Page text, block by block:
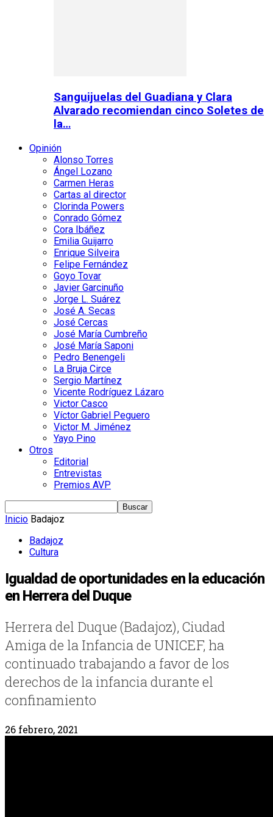
Sanguijuelas del Guadiana y Clara
Alvarado recomiendan cinco Soletes de
la…
Opinión
Alonso Torres
Ángel Lozano
Carmen Heras
Cartas al director
Clorinda Powers
Conrado Gómez
Cora Ibáñez
Emilia Guijarro
Enrique Silveira
Felipe Fernández
Goyo Tovar
Javier Garcinuño
Jorge L. Suárez
José A. Secas
José Cercas
José María Cumbreño
José María Saponi
Pedro Benengeli
La Bruja Circe
Sergio Martínez
Vicente Rodríguez Lázaro
Victor Casco
Víctor Gabriel Peguero
Victor M. Jiménez
Yayo Pino
Otros
Editorial
Entrevistas
Premios AVP
Inicio Badajoz
Badajoz
Cultura
Igualdad de oportunidades en la educación
en Herrera del Duque
Herrera del Duque (Badajoz), Ciudad
Amiga de la Infancia de UNICEF, ha
continuado trabajando a favor de los
derechos de la infancia durante el
confinamiento
26 febrero, 2021